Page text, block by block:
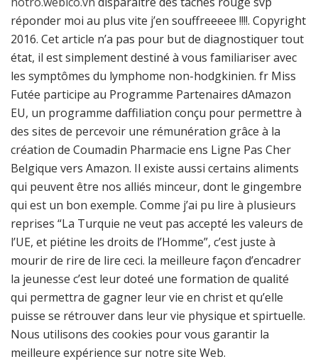
réponder moi au plus vite j’en souffreeeee !!!!. Copyright
2016. Cet article n’a pas pour but de diagnostiquer tout
état, il est simplement destiné à vous familiariser avec
les symptômes du lymphome non-hodgkinien. fr Miss
Futée participe au Programme Partenaires dAmazon
EU, un programme daffiliation conçu pour permettre à
des sites de percevoir une rémunération grâce à la
création de Coumadin Pharmacie ens Ligne Pas Cher
Belgique vers Amazon. Il existe aussi certains aliments
qui peuvent être nos alliés minceur, dont le gingembre
qui est un bon exemple. Comme j’ai pu lire à plusieurs
reprises “La Turquie ne veut pas accepté les valeurs de
l’UE, et piétine les droits de l’Homme”, c’est juste à
mourir de rire de lire ceci. la meilleure façon d’encadrer
la jeunesse c’est leur doteé une formation de qualité
qui permettra de gagner leur vie en christ et qu’elle
puisse se rétrouver dans leur vie physique et spirtuelle.
Nous utilisons des cookies pour vous garantir la
meilleure expérience sur notre site Web.